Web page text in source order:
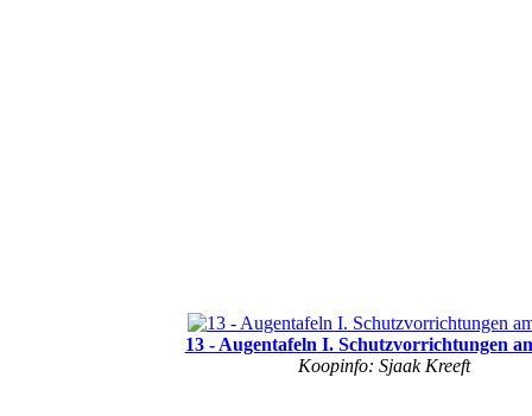
13 - Augentafeln I. Schutzvorrichtungen
Koopinfo: Sjaak Kreeft